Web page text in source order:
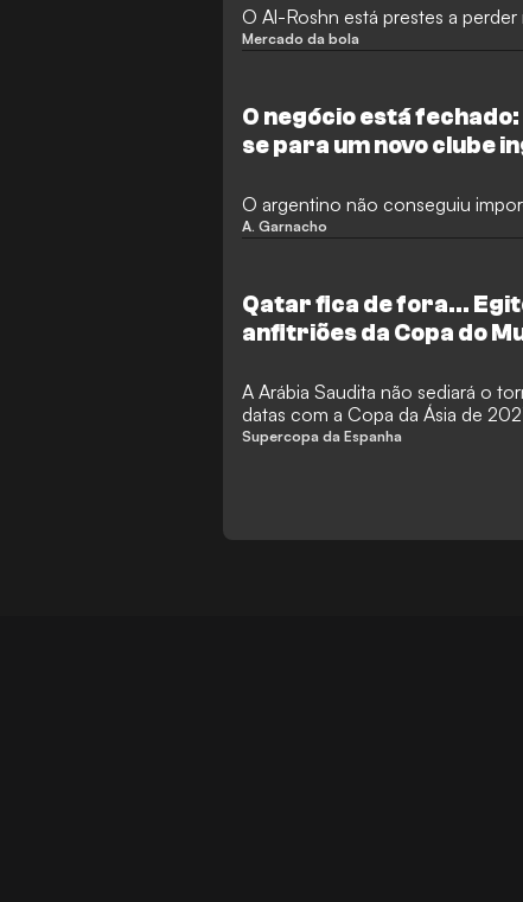
O Al-Roshn está prestes a perder
Mercado da bola
O negócio está
se para um novo clube
O argentino não conseguiu
A. Garnacho
Qatar fica de fora...
anfitriões da Copa do
A Arábia Saudita não sediará o
datas com a Copa da Ásia de
Supercopa da Espanha